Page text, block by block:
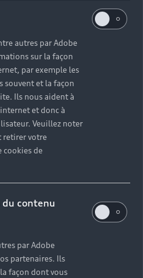
en
ou d'anticiper la
ou son entretien
pouvez y consulter
puis sélectionner
à venir. Un devis
S'il vous convient, vous
puis réserver la date et
proposées
autres par Adobe
sur la façon
par exemple les
souvent et la façon
Ils nous aident à
et donc à
Veuillez noter
retirer votre
cookies de
du contenu
par Adobe
partenaires. Ils
façon dont vous